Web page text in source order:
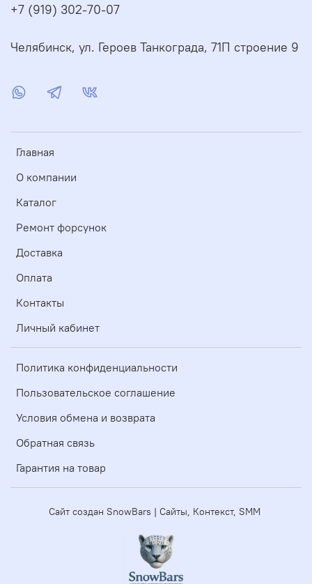
Главная
О компании
Каталог
Ремонт форсунок
Доставка
Оплата
Контакты
Личный кабинет
Политика конфиденциальности
Пользовательское соглашение
Условия обмена и возврата
Обратная связь
Гарантия на товар
+7 (919) 302-70-07
Челябинск, ул. Героев Танкограда, 71П строение 9
Сайт создан SnowBars | Сайты, Контекст, SMM